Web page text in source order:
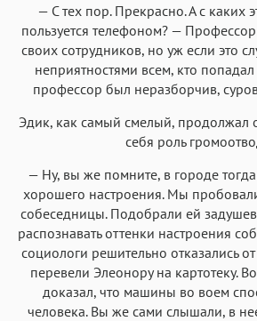
— С тех пор. Прекрасно. А с каких
пользуется телефоном? —
своих сотрудников, но уж если это
неприятностями всем, кто
профессор был неразборчив,
Эдик, как самый смелый, продолжал
себя роль
— Ну, вы же помните, в городе
хорошего настроения. Мы
собеседницы. Подобрали ей
распознавать оттенки настроения
социологи решительно отказались
перевели Элеонору на картотеку.
доказал, что машины во воем
человека. Вы же сами слышали, в